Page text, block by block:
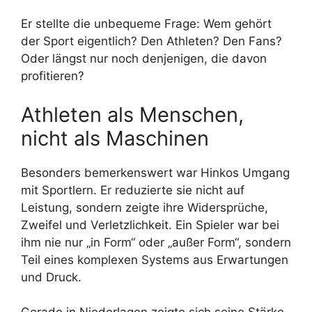
Er stellte die unbequeme Frage: Wem gehört
der Sport eigentlich? Den Athleten? Den Fans?
Oder längst nur noch denjenigen, die davon
profitieren?
Athleten als Menschen,
nicht als Maschinen
Besonders bemerkenswert war Hinkos Umgang
mit Sportlern. Er reduzierte sie nicht auf
Leistung, sondern zeigte ihre Widersprüche,
Zweifel und Verletzlichkeit. Ein Spieler war bei
ihm nie nur „in Form“ oder „außer Form“, sondern
Teil eines komplexen Systems aus Erwartungen
und Druck.